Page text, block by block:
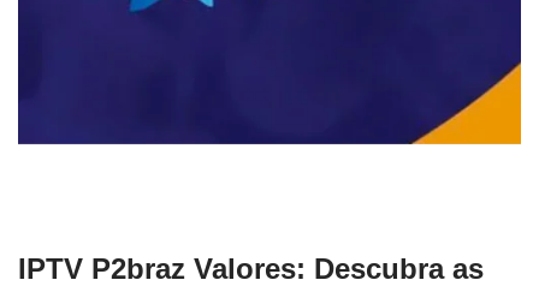
IPTV P2braz Valores: Descubra as